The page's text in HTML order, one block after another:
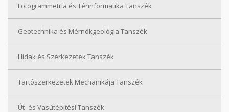
Fotogrammetria és Térinformatika Tanszék
Geotechnika és Mérnökgeológia Tanszék
Hidak és Szerkezetek Tanszék
Tartószerkezetek Mechanikája Tanszék
Út- és Vasútépítési Tanszék